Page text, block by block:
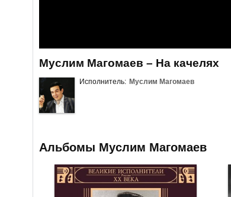
Муслим Магомаев – На качелях
Исполнитель: Муслим Магомаев
Альбомы Муслим Магомаев